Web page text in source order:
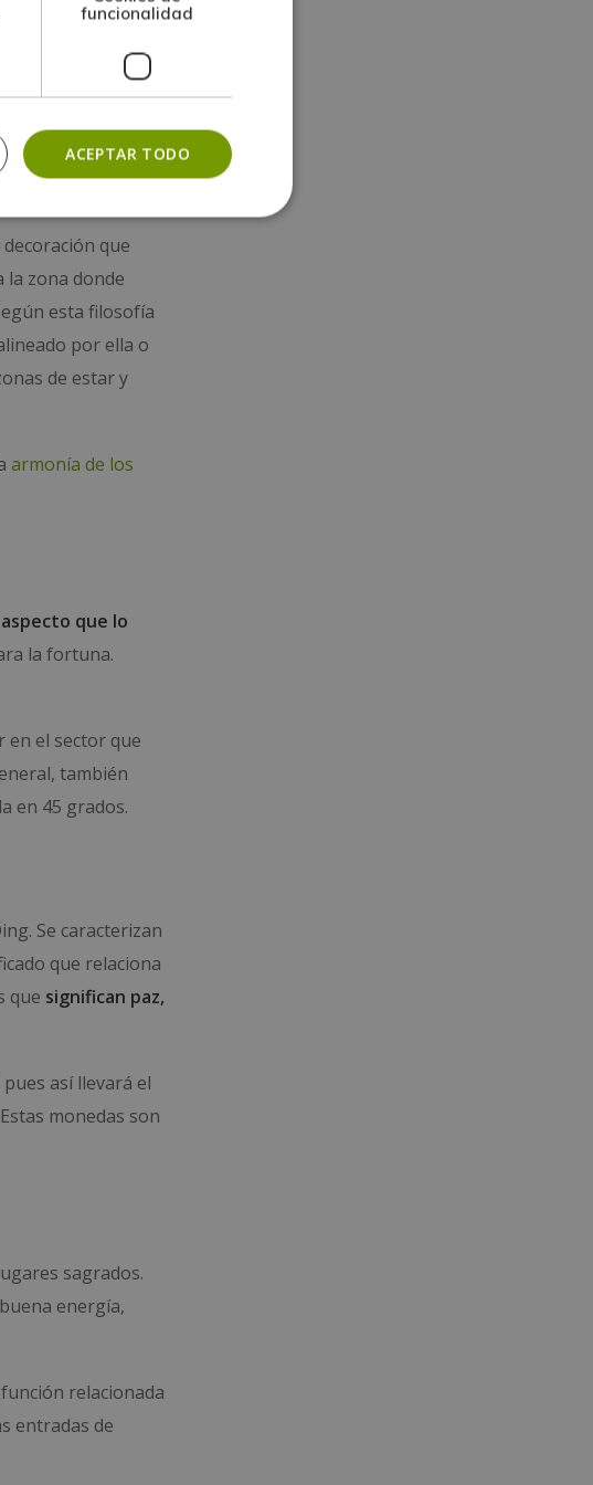
madera,
decoración que
la zona donde
esta filosofía
por ella o
de estar y
armonía de los
que lo
la fortuna.
en el sector que
también
en 45 grados.
Se caracterizan
que relaciona
que significan paz,
así llevará el
monedas son
sagrados.
energía,
relacionada
entradas de
funcionalidad
ACEPTAR TODO